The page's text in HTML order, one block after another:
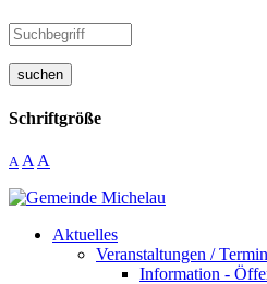
suchen
Schriftgröße
A A A
Aktuelles
Veranstaltungen /
Information -